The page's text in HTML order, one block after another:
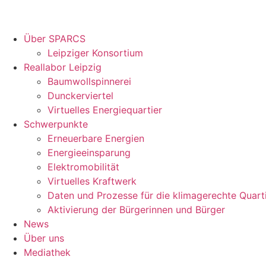
Über SPARCS
Leipziger Konsortium
Reallabor Leipzig
Baumwollspinnerei
Dunckerviertel
Virtuelles Energiequartier
Schwerpunkte
Erneuerbare Energien
Energieeinsparung
Elektromobilität
Virtuelles Kraftwerk
Daten und Prozesse für die klimagerechte
Aktivierung der Bürgerinnen und Bürger
News
Über uns
Mediathek